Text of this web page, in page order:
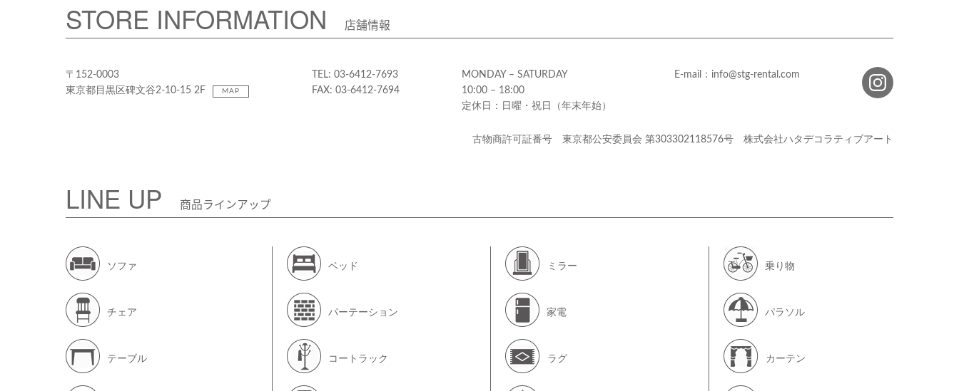
STORE INFORMATION 店舗情報
〒152-0003
東京都目黒区碑文谷2-10-15 2F
MAP
TEL: 03-6412-7693
FAX: 03-6412-7694
MONDAY – SATURDAY
10:00 – 18:00
定休日：日曜・祝日（年末年始）
E-mail：info@stg-rental.com
古物商許可証番号 東京都公安委員会 第303302118576号 株式会社ハタデコラティブアート
LINE UP 商品ラインアップ
ソファ
チェア
テーブル
ベッド
パーテーション
コートラック
ミラー
家電
ラグ
乗り物
パラソル
カーテン